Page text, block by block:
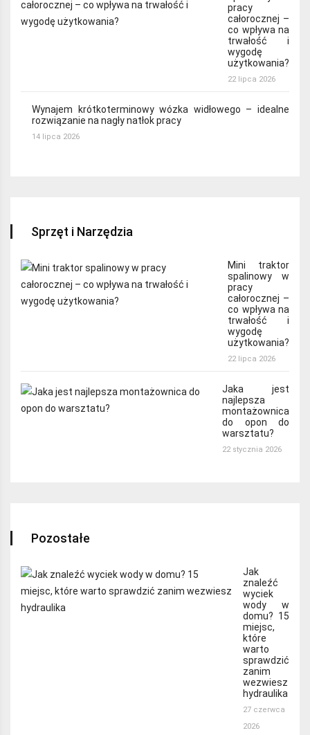
pracy
całorocznej –
co wpływa na
trwałość i
wygodę
użytkowania?
22 lipca 2026
Wynajem krótkoterminowy wózka widłowego – idealne
rozwiązanie na nagły natłok pracy
14 lipca 2026
Sprzęt i Narzędzia
Mini traktor
spalinowy w
pracy
całorocznej –
co wpływa na
trwałość i
wygodę
użytkowania?
22 lipca 2026
Jaka jest
najlepsza
montażownica
do opon do
warsztatu?
22 stycznia 2026
Pozostałe
Jak
znaleźć
wyciek
wody w
domu? 15
miejsc,
które
warto
sprawdzić
zanim
wezwiesz
hydraulika
27 czerwca
2026